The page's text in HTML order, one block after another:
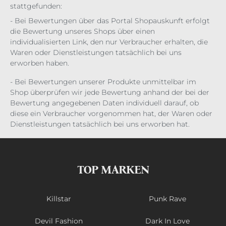
stattgefunden:
- Bei Bewertungen über das Portal Shopauskunft erfolgt
die Bewertung unseres Shops über einen
individualisierten Link, den nur Verbraucher erhalten, die
Waren oder Dienstleistungen tatsächlich bei uns
erworben haben.
- Bei Bewertungen unserer Produkte unmittelbar im
Shop überprüfen wir jede Bewertung anhand der bei der
Bewertung angegebenen Daten individuell darauf, ob
diese ein Verbraucher vorgenommen hat, der Waren oder
Dienstleistungen tatsächlich bei uns erworben hat.
TOP MARKEN
Killstar Punk Rave
Devil Fashion Dark In Love